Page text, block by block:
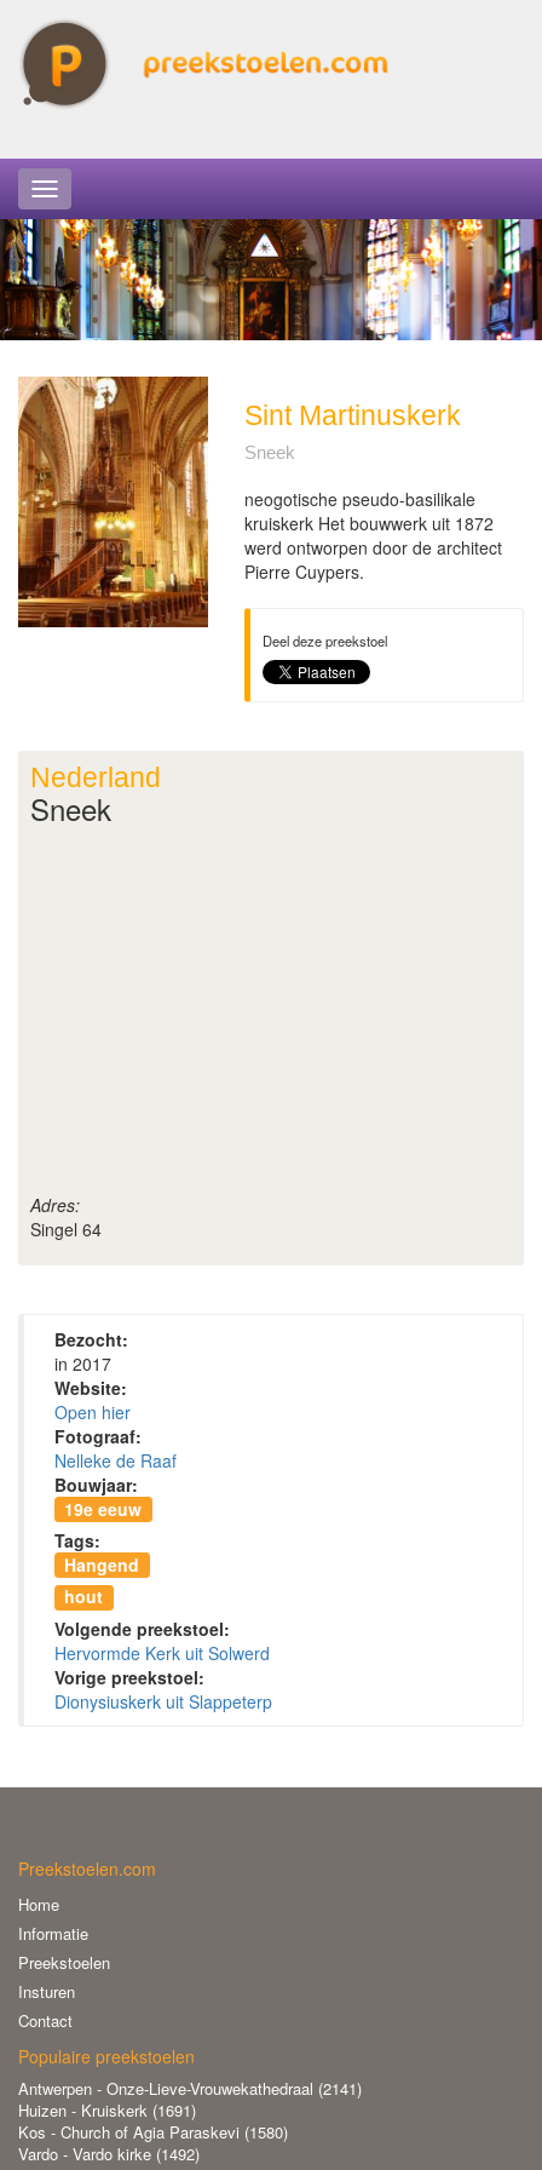
Sint Martinuskerk
Sneek
neogotische pseudo-basilikale
kruiskerk Het bouwwerk uit 1872
werd ontworpen door de architect
Pierre Cuypers.
Deel deze preekstoel
Nederland
Sneek
Adres:
Singel 64
Bezocht:
in 2017
Website:
Open hier
Fotograaf:
Nelleke de Raaf
Bouwjaar:
19e eeuw
Tags:
Hangend
hout
Volgende preekstoel:
Hervormde Kerk uit Solwerd
Vorige preekstoel:
Dionysiuskerk uit Slappeterp
Preekstoelen.com
Home
Informatie
Preekstoelen
Insturen
Contact
Populaire preekstoelen
Antwerpen - Onze-Lieve-Vrouwekathedraal (2141)
Huizen - Kruiskerk (1691)
Kos - Church of Agia Paraskevi (1580)
Vardo - Vardo kirke (1492)